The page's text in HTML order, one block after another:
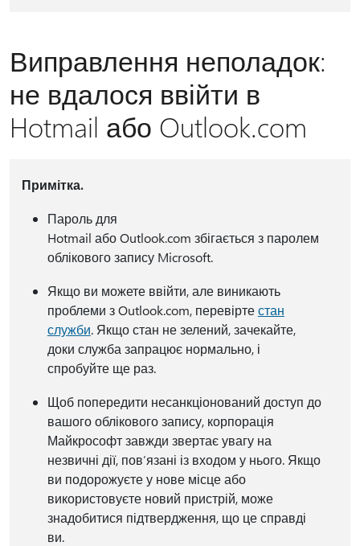
Виправлення неполадок:
не вдалося ввійти в
Hotmail або Outlook.com
Примітка.
Пароль для
Hotmail або Outlook.com збігається з паролем
облікового запису Microsoft.
Якщо ви можете ввійти, але виникають
проблеми з Outlook.com, перевіртестан
служби. Якщо стан не зелений, зачекайте,
доки служба запрацює нормально, і
спробуйте ще раз.
Щоб попередити несанкціонований доступ до
вашого облікового запису, корпорація
Майкрософт завжди звертає увагу на
незвичні дії, пов’язані із входом у нього. Якщо
ви подорожуєте у нове місце або
використовуєте новий пристрій, може
знадобитися підтвердження, що це справді
ви.